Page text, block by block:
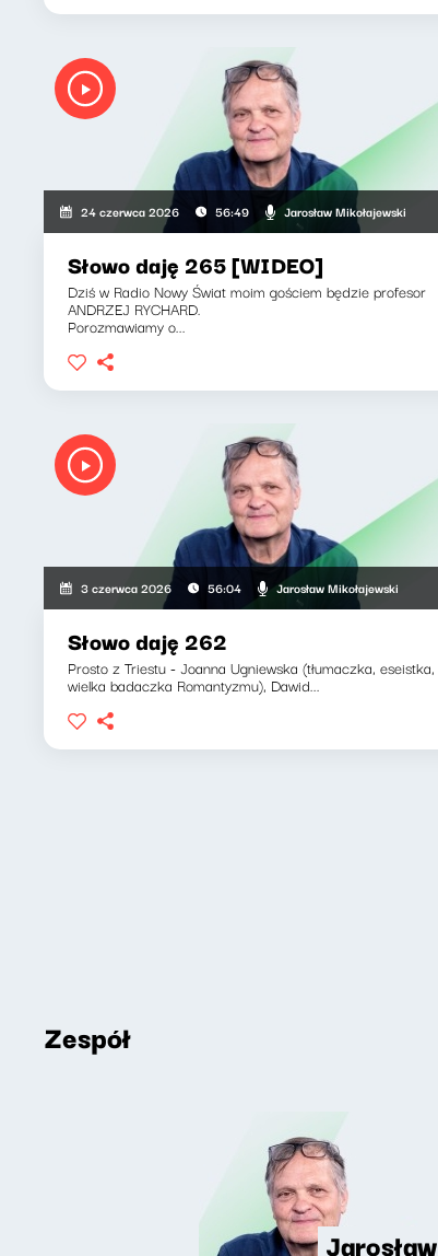
24 czerwca 2026 56:49 Jarosław Mikołajewski
Słowo daję 265 [WIDEO]
Dziś w Radio Nowy Świat moim gościem będzie profesor
ANDRZEJ RYCHARD.
Porozmawiamy o...
3 czerwca 2026 56:04 Jarosław Mikołajewski
Słowo daję 262
Prosto z Triestu - Joanna Ugniewska (tłumaczka, eseistka,
wielka badaczka Romantyzmu), Dawid...
Zespół
Jarosław